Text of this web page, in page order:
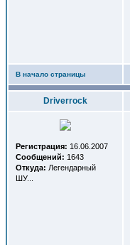
В начало страницы
Driverrock
Регистрация: 16.06.2007
Сообщений: 1643
Откуда: Легендарный
ШУ...